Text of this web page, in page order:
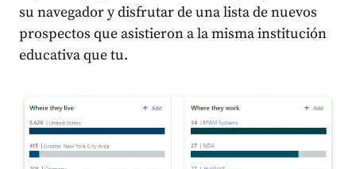
su navegador y disfrutar de una lista de nuevos
prospectos que asistieron a la misma institución
educativa que tu.